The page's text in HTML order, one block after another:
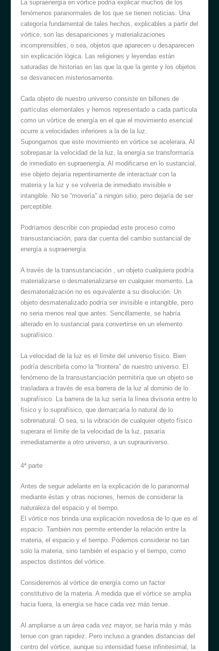
La supraenergía en vórtice podría explicar muchos de los
fenómenos paranormales de los que se tienen noticias. Una
categoría fundamental de tales hechos, explicables a partir del
vórtice, son las desapariciones y materializaciones
incomprensibles, o sea, objetos que aparecen u desaparecen
sin explicación lógica. Las religiones y leyendas están
saturadas de historias en las que la que la gente y los objetos
se desvanecen misteriosamente.
Cada objeto de nuestro universo consiste en billones de
partículas elementales y hemos representado a cada partícula
como un vórtice de energía en el que el movimiento esencial
ocurre a velocidades inferiores a la de la luz.
Supongamos que este movimiento en vórtice se acelerara. Al
sobrepasar la velocidad de la luz, la energía se transformaría
de inmediato en supraenergía. Al modificarse en lo sustancial,
ese objeto dejaría repentinamente de interactuar con la
materia y la luz y se volvería de inmediato invisible e
intangible. No se “movería” a ningún sitio, pero dejaría de ser
perceptible.
Podríamos describir con propiedad este proceso como
transustanciación, para dar cuenta del cambio sustancial de
energía a supraenergía.
A través de la transustanciación , un objeto cualquiera podría
materializarse o desmaterializarse en cualquier momento. La
desmaterialización no es equivalente a su disolución. Un
objeto desmaterializado podría ser invisible e intangible, pero
no seria menos real que antes. Sencillamente, se habría
alterado en lo sustancial para convertirse en un elemento
suprafísico.
La velocidad de la luz es el límite del universo físico. Bien
podría describirla como la “frontera” de nuestro universo. El
fenómeno de la transustanciación permitiría que un objeto se
trasladara a través de esa barrera de la luz al dominio de lo
suprafísico. La barrera de la luz sería la línea divisoria entre lo
físico y lo suprafísico, que demarcaría lo natural de lo
sobrenatural. O sea, si la vibración de cualquier objeto físico
superara el límite de la velocidad de la luz, pasaría
inmediatamente a otro universo, a un suprauniverso.
4ª parte
Antes de seguir adelante en la explicación de lo paranormal
mediante éstas y otras nociones, hemos de considerar la
naturaleza del espacio y el tiempo.
El vórtice nos brinda una explicación novedosa de lo que es el
espacio. También nos permite entender la relación entre la
materia, el espacio y el tiempo. Podemos considerar no tan
solo la materia, sino también el espacio y el tiempo, como
aspectos distintos del vórtice.
Consideremos al vórtice de energía como un factor
constitutivo de la materia. A medida que el vórtice se amplia
hacia fuera, la energía se hace cada vez más tenue.
Al ampliarse a un área cada vez mayor, se haría más y más
tenue con gran rapidez. Pero incluso a grandes distancias del
centro del vórtice, aunque su intensidad fuese infinitesimal, la